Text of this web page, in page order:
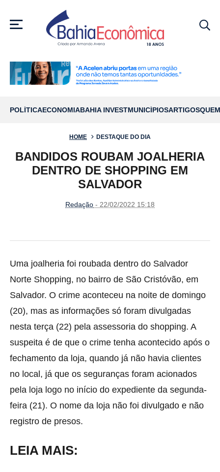
MENU
POLÍTICAECONOMIABAHIA INVESTMUNICÍPIOSARTIGOS
HOME DESTAQUE DO DIA
BANDIDOS ROUBAM JOALHERIA
DENTRO DE SHOPPING EM
SALVADOR
Redação - 22/02/2022 15:18
Uma joalheria foi roubada dentro do Salvador
Norte Shopping, no bairro de São Cristóvão, em
Salvador. O crime aconteceu na noite de domingo
(20), mas as informações só foram divulgadas
nesta terça (22) pela assessoria do shopping. A
suspeita é de que o crime tenha acontecido após o
fechamento da loja, quando já não havia clientes
no local, já que os seguranças foram acionados
pela loja logo no início do expediente da segunda-
feira (21). O nome da loja não foi divulgado e não
registro de presos.
LEIA MAIS: